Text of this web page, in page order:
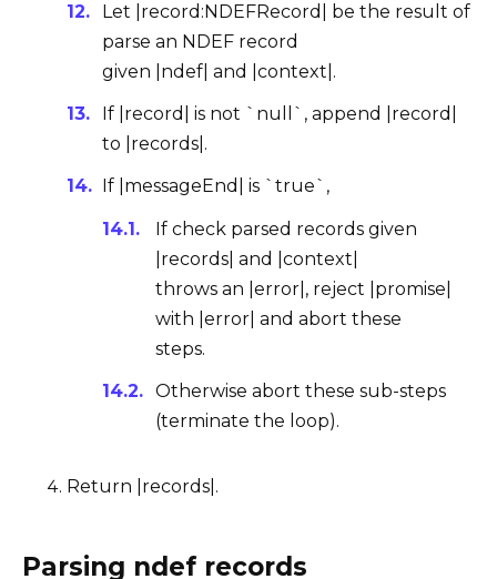
Let |record:NDEFRecord| be the result of
parse an NDEF record
given |ndef| and |context|.
If |record| is not `null`, append
|record|
to |records|.
If |messageEnd| is `true`,
If check parsed records given
|records| and |context|
throws an |error|, reject |promise|
with |error| and abort these
steps.
Otherwise abort these sub-steps
(terminate the loop).
Return |records|.
Parsing ndef records